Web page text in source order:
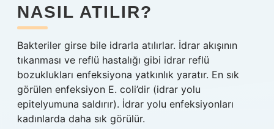
NASIL ATILIR?
Bakteriler girse bile idrarla atılırlar. İdrar akışının
tıkanması ve reflü hastalığı gibi idrar reflü
bozuklukları enfeksiyona yatkınlık yaratır. En sık
görülen enfeksiyon E. coli’dir (idrar yolu
epitelyumuna saldırır). İdrar yolu enfeksiyonları
kadınlarda daha sık görülür.